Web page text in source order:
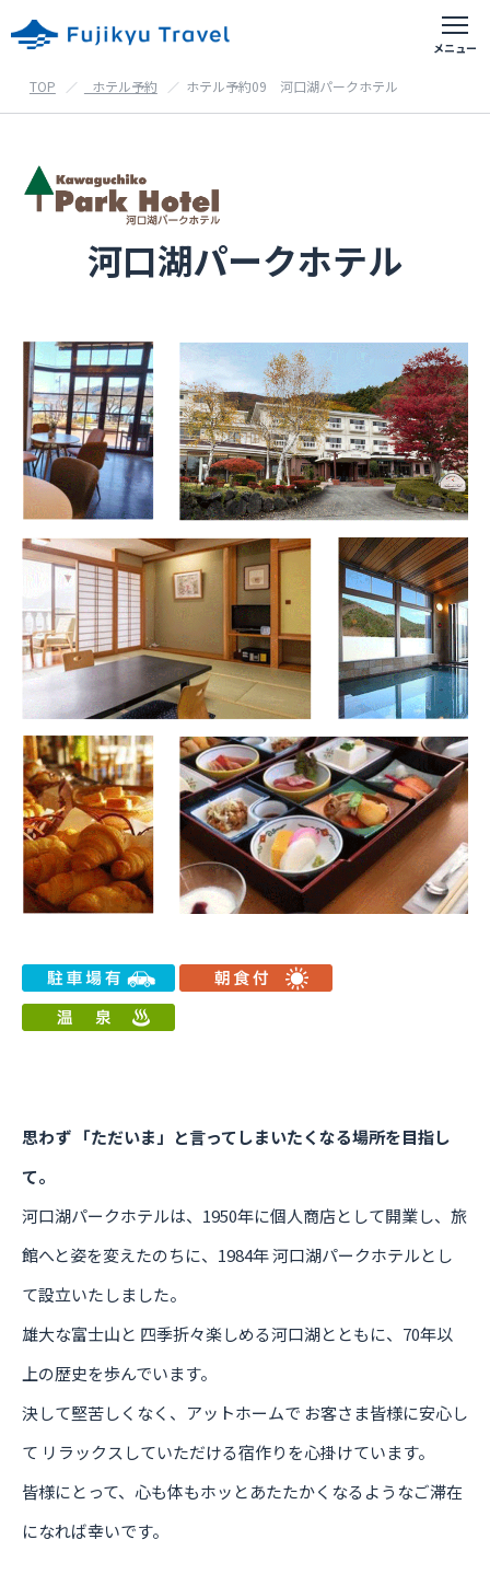
お問い合わせ マイページ
富士急おすすめアクティビティ
出発地別の旅行
首都圏出発の旅行
東京都・神奈川県・埼玉県・千葉県等
静岡県出発の旅行
御殿場・沼津・富士宮等
ホテル予約
高速バス予約
フジムスビ
富士山周辺に行く人必見！
TOP _ホテル予約 ホテル予約09 河口湖パークホテル
河口湖パークホテル
思わず 「ただいま」と言ってしまいたくなる場所を目指し
て。
河口湖パークホテルは、1950年に個人商店として開業し、旅
館へと姿を変えたのちに、1984年 河口湖パークホテルとし
て設立いたしました。
雄大な富士山と 四季折々楽しめる河口湖とともに、70年以
上の歴史を歩んでいます。
決して堅苦しくなく、アットホームで お客さま皆様に安心し
て リラックスしていただける宿作りを心掛けています。
皆様にとって、心も体もホッとあたたかくなるようなご滞在
になれば幸いです。